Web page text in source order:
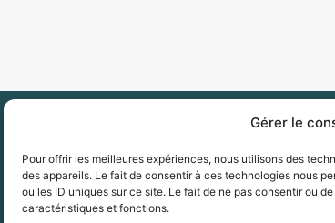
Gérer le
Pour offrir les meilleures expériences, nous utilisons des
des appareils. Le fait de consentir à ces technologies nous
ou les ID uniques sur ce site. Le fait de ne pas consentir ou
caractéristiques et fonctions.